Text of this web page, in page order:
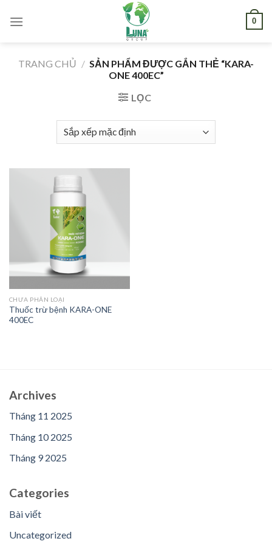
0
TRANG CHỦ / SẢN PHẨM ĐƯỢC GẮN THẺ “KARA-
ONE 400EC”
LỌC
CHƯA PHÂN LOẠI
Thuốc trừ bệnh KARA-ONE
400EC
Archives
Tháng 11 2025
Tháng 10 2025
Tháng 9 2025
Categories
Bài viết
Uncategorized